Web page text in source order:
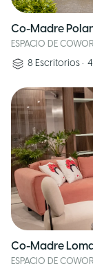
Co-Madre
ESPACIO DE
8 Escritorios • 4
Co-Madre
ESPACIO DE